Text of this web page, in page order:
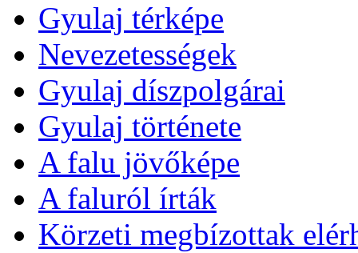
Gyulaj térképe
Nevezetességek
Gyulaj díszpolgárai
Gyulaj története
A falu jövőképe
A faluról írták
Körzeti megbízottak